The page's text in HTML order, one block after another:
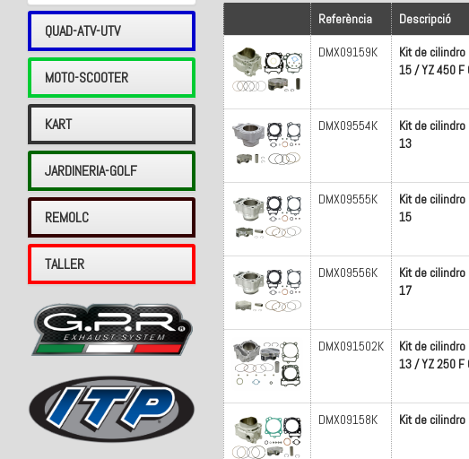
QUAD-ATV-UTV
MOTO-SCOOTER
KART
JARDINERIA-GOLF
REMOLC
TALLER
Referència Descripció
DMX09159K
Kit de
15 / YZ 450 F
DMX09554K
Kit de cilindro
13
DMX09555K
Kit de cilindro
15
DMX09556K
Kit de cilindro
17
DMX091502K
Kit de
13 / YZ 250 F
DMX09158K Kit de